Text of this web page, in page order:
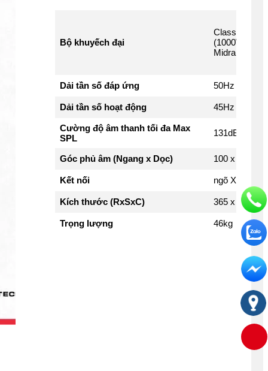
NHẬN TƯ VẤN
Bộ khuyếch đại
Class D,
(1000W
Midrange và
Dải tần số đáp ứng 50Hz -
Dải tần số hoạt động 45Hz -
Cường độ âm thanh tối đa Max
SPL
131dB /
Góc phủ âm (Ngang x Dọc) 100 x 25 độ
Kết nối ngõ XLR,
Kích thước (RxSxC) 365 x 390 x
Trọng lượng 46kg